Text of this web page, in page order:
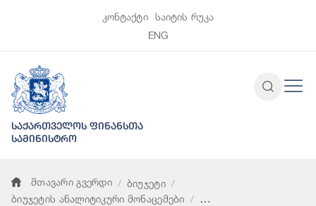
კონტაქტი
საიტის რუკა
ENG
საქართველოს ფინანსთა
სამინისტრო
მთავარი გვერდი
ბიუჯეტი
ბიუჯეტის ანალიტიკური მონაცემები